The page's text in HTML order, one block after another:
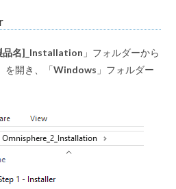
品名]_Installation 」フォルダーから
」を開き、「Windows 」フォルダー